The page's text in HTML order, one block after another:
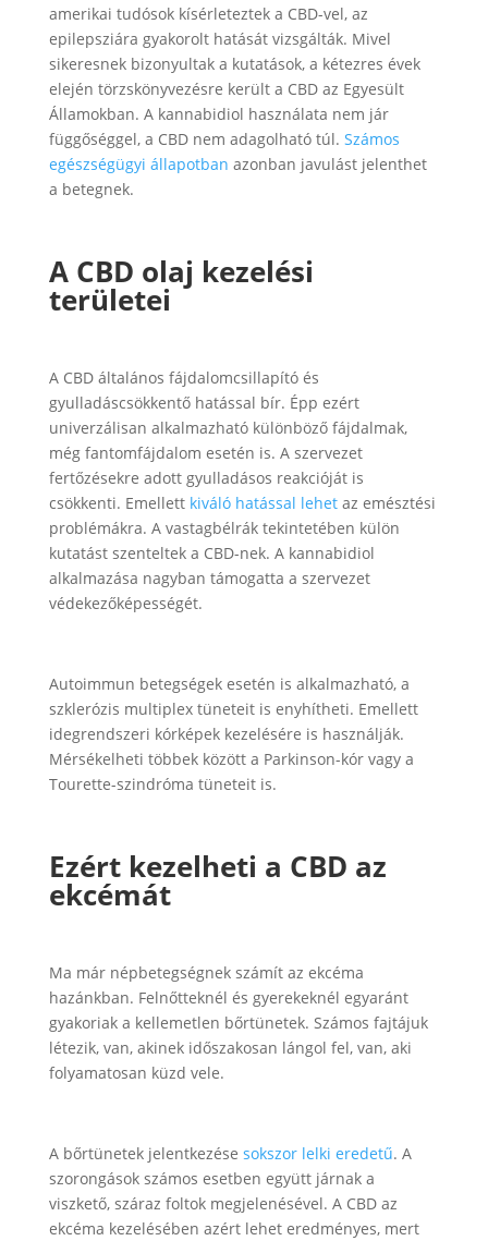
amerikai tudósok kísérleteztek a CBD-vel, az
epilepsziára gyakorolt hatását vizsgálták. Mivel
sikeresnek bizonyultak a kutatások, a kétezres évek
elején törzskönyvezésre került a CBD az Egyesült
Államokban. A kannabidiol használata nem jár
függőséggel, a CBD nem adagolható túl. Számos
egészségügyi állapotban azonban javulást jelenthet
a betegnek.
A CBD olaj kezelési
területei
A CBD általános fájdalomcsillapító és
gyulladáscsökkentő hatással bír. Épp ezért
univerzálisan alkalmazható különböző fájdalmak,
még fantomfájdalom esetén is. A szervezet
fertőzésekre adott gyulladásos reakcióját is
csökkenti. Emellett kiváló hatással lehetaz emésztési
problémákra. A vastagbélrák tekintetében külön
kutatást szenteltek a CBD-nek. A kannabidiol
alkalmazása nagyban támogatta a szervezet
védekezőképességét.
Autoimmun betegségek esetén is alkalmazható, a
szklerózis multiplex tüneteit is enyhítheti. Emellett
idegrendszeri kórképek kezelésére is használják.
Mérsékelheti többek között a Parkinson-kór vagy a
Tourette-szindróma tüneteit is.
Ezért kezelheti a CBD az
ekcémát
Ma már népbetegségnek számít az ekcéma
hazánkban. Felnőtteknél és gyerekeknél egyaránt
gyakoriak a kellemetlen bőrtünetek. Számos fajtájuk
létezik, van, akinek időszakosan lángol fel, van, aki
folyamatosan küzd vele.
A bőrtünetek jelentkezése sokszor lelki eredetű. A
szorongások számos esetben együtt járnak a
viszkető, száraz foltok megjelenésével. A CBD az
ekcéma kezelésében azért lehet eredményes, mert